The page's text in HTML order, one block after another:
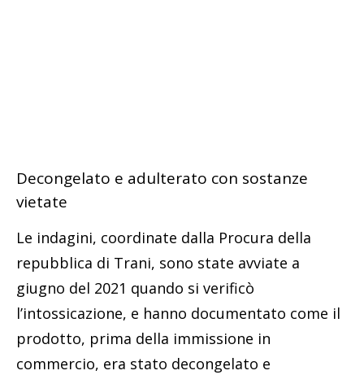
Decongelato e adulterato con sostanze
vietate
Le indagini, coordinate dalla Procura della
repubblica di Trani, sono state avviate a
giugno del 2021 quando si verificò
l’intossicazione, e hanno documentato come il
prodotto, prima della immissione in
commercio, era stato decongelato e